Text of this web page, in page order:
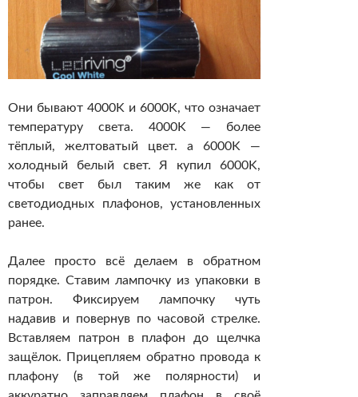
Они бывают 4000K и 6000K, что означает
температуру света. 4000K — более
тёплый, желтоватый цвет. а 6000K —
холодный белый свет. Я купил 6000K,
чтобы свет был таким же как от
светодиодных плафонов, установленных
ранее.
Далее просто всё делаем в обратном
порядке. Ставим лампочку из упаковки в
патрон. Фиксируем лампочку чуть
надавив и повернув по часовой стрелке.
Вставляем патрон в плафон до щелчка
защёлок. Прицепляем обратно провода к
плафону (в той же полярности) и